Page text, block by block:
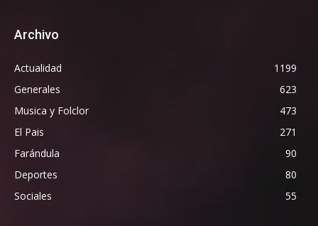
Archivo
Actualidad
1199
Generales
623
Musica y Folclor
473
El Pais
271
Farándula
90
Deportes
80
Sociales
55